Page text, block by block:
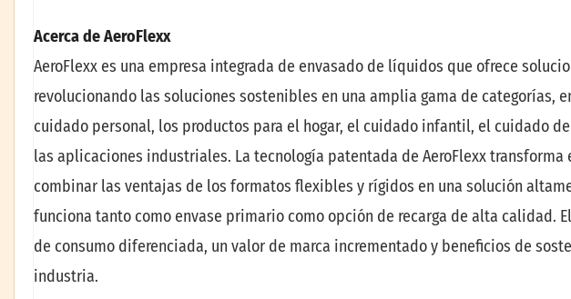
Acerca de AeroFlexx
AeroFlexx es una empresa integrada de envasado de líquidos que ofrece
revolucionando las soluciones sostenibles en una amplia gama de categorías,
cuidado personal, los productos para el hogar, el cuidado infantil, el cuidado
las aplicaciones industriales. La tecnología patentada de AeroFlexx
combinar las ventajas de los formatos flexibles y rígidos en una solución
funciona tanto como envase primario como opción de recarga de alta calidad.
de consumo diferenciada, un valor de marca incrementado y beneficios de
industria.